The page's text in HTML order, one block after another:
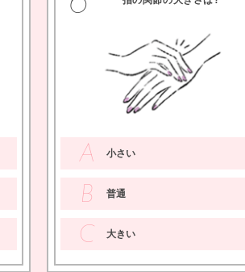
A 小さい
B 普通
C 大きい